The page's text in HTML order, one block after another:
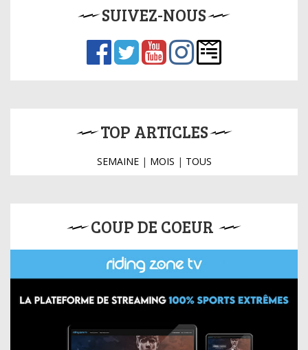
SUIVEZ-NOUS
TOP ARTICLES
SEMAINE| MOIS | TOUS
COUP DE COEUR